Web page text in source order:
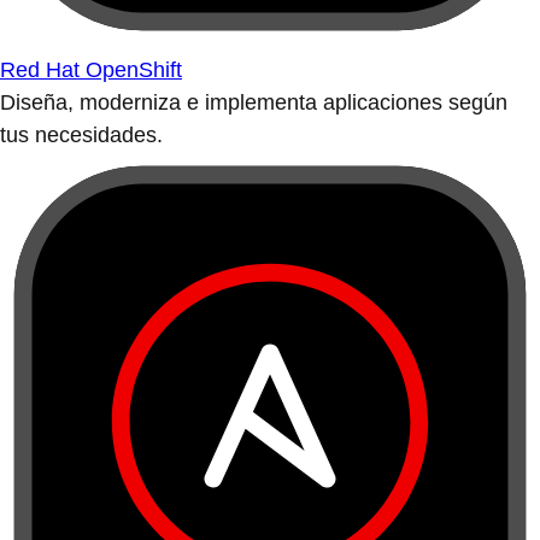
Red Hat OpenShift
Diseña, moderniza e implementa aplicaciones según
tus necesidades.